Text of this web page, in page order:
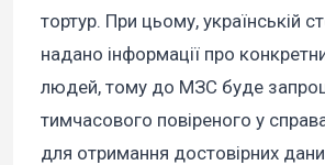
тортур. При цьому, українській
надано інформації про
людей, тому до МЗС буде
тимчасового повіреного у
для отримання достовірних